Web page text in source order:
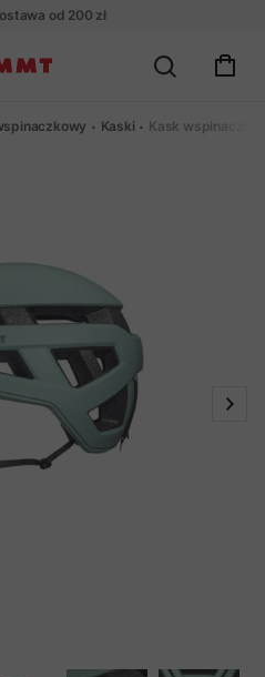
od 200 zł
Kaski Kask